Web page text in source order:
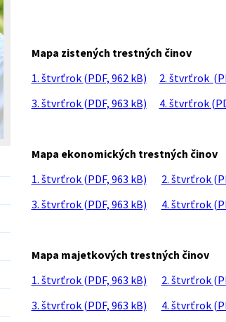
Mapa zistených trestných činov
1. štvrťrok (PDF, 962 kB)
2. štvrťrok
3. štvrťrok (PDF, 963 kB)
4. štvrťrok
Mapa ekonomických trestných činov
1. štvrťrok (PDF, 963 kB)
2. štvrťrok
3. štvrťrok (PDF, 963 kB)
4. štvrťrok
Mapa majetkových trestných činov
1. štvrťrok (PDF, 963 kB)
2. štvrťrok
3. štvrťrok (PDF, 963 kB)
4. štvrťrok